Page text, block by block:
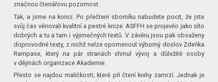
značnou čtenářovu pozornost.
Tak, a jsme na konci. Po přečtení sborníku nabudete pocit, že jste
svůj čas věnovali kvalitní a pestré knize. ASFFH se projevilo jako síto
dobrých a tu a tam i výjimečných textů. V závěru jsou pak obsaženy
doprovodné texty, z nichž nelze opomenout výborný doslov Zdeňka
Rampase, který na pár stranách shrnul vývoj a důležité osoby
v dějinách organizace Akademie.
Přesto se najdou maličkosti, které při čtení knihy zamrzí. Jednak je